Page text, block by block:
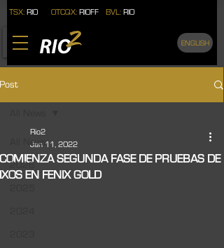
ENGLISH
TSX: RIO OTCQX: RIOFF BVL: RIO
Post
All News
2026
COMIENZA SEGUNDA FASE DE PRUEBAS DE
IXOS EN FENIX GOLD
Rio2
Jan 11, 2022